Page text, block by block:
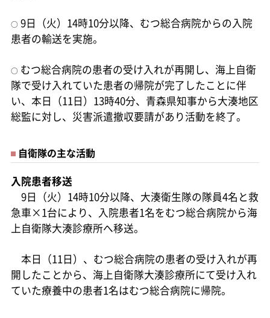
○9日（火）14時10分以降、むつ総合病院からの入院
患者の輸送を実施。
○むつ総合病院の患者の受け入れが再開し、海上自衛
隊で受け入れていた患者の帰院が完了したことに伴
い、本日（11日）13時40分、青森県知事から大湊地区
総監に対し、災害派遣撤収要請があり活動を終了。
自衛隊の主な活動
入院患者移送
9日（火）14時10分以降、大湊衛生隊の隊員4名と救
急車×1台により、入院患者1名をむつ総合病院から海
上自衛隊大湊診療所へ移送。
本日（11日）、むつ総合病院の患者の受け入れが再
開したことから、海上自衛隊大湊診療所にて受け入れ
ていた療養中の患者1名はむつ総合病院に帰院。